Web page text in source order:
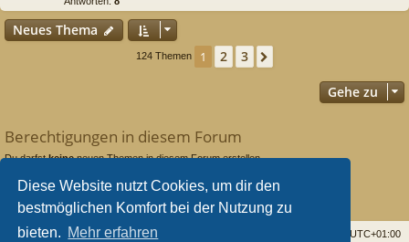
Diese Website nutzt Cookies, um dir den
bestmöglichen Komfort bei der Nutzung zu
bieten. Mehr erfahren
Neues Thema
124 Themen 1 2 3
Gehe zu
Berechtigungen in diesem Forum
Du darfstkeineneuen Themen in diesem Forum erstellen.
Du darfst deine Beiträge in diesem Forumnicht ändern.
nicht
Du darfstkeine Dateianhänge in diesem Forum erstellen.
Startseite Foren UTC+01:00